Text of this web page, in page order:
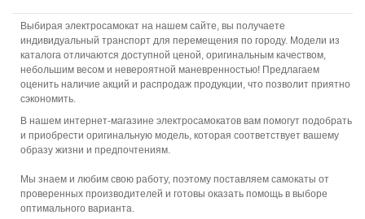
Выбирая электросамокат на нашем сайте, вы получаете
индивидуальный транспорт для перемещения по городу. Модели из
каталога отличаются доступной ценой, оригинальным качеством,
небольшим весом и невероятной маневренностью! Предлагаем
оценить наличие акций и распродаж продукции, что позволит приятно
сэкономить.
В нашем интернет-магазине электросамокатов вам помогут подобрать
и приобрести оригинальную модель, которая соответствует вашему
образу жизни и предпочтениям.
Мы знаем и любим свою работу, поэтому поставляем самокаты от
проверенных производителей и готовы оказать помощь в выборе
оптимального варианта.